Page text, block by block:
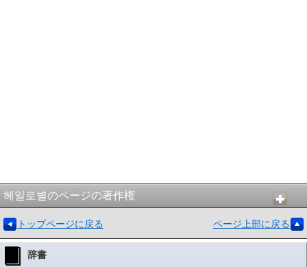
헤일로별のページの著作権
トップページに戻る ページ上部に戻る
辞書